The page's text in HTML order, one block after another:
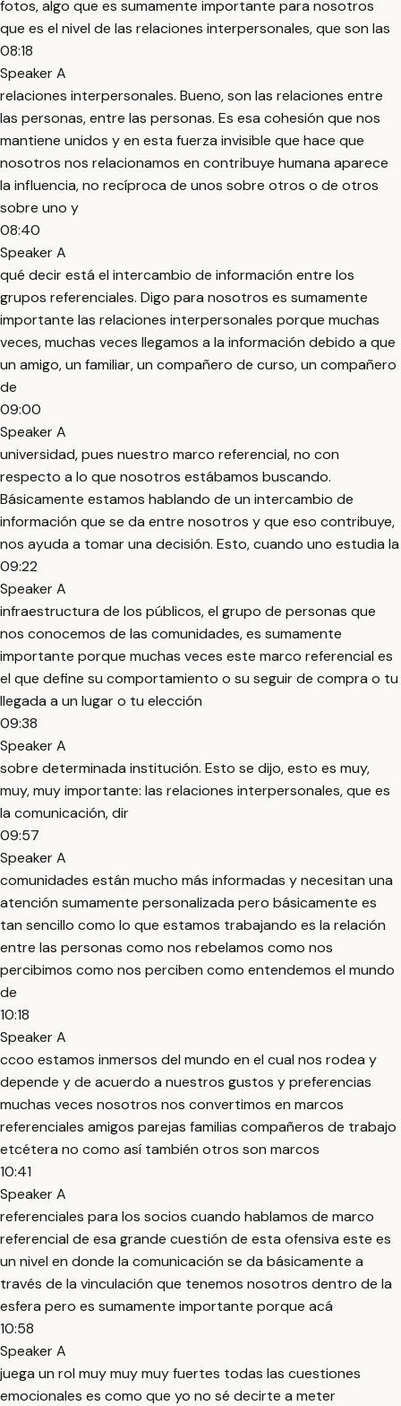
fotos, algo que es sumamente importante para nosotros
que es el nivel de las relaciones interpersonales, que son las
08:18
Speaker A
relaciones interpersonales. Bueno, son las relaciones entre
las personas, entre las personas. Es esa cohesión que nos
mantiene unidos y en esta fuerza invisible que hace que
nosotros nos relacionamos en contribuye humana aparece
la influencia, no recíproca de unos sobre otros o de otros
sobre uno y
08:40
Speaker A
qué decir está el intercambio de información entre los
grupos referenciales. Digo para nosotros es sumamente
importante las relaciones interpersonales porque muchas
veces, muchas veces llegamos a la información debido a que
un amigo, un familiar, un compañero de curso, un compañero
de
09:00
Speaker A
universidad, pues nuestro marco referencial, no con
respecto a lo que nosotros estábamos buscando.
Básicamente estamos hablando de un intercambio de
información que se da entre nosotros y que eso contribuye,
nos ayuda a tomar una decisión. Esto, cuando uno estudia la
09:22
Speaker A
infraestructura de los públicos, el grupo de personas que
nos conocemos de las comunidades, es sumamente
importante porque muchas veces este marco referencial es
el que define su comportamiento o su seguir de compra o tu
llegada a un lugar o tu elección
09:38
Speaker A
sobre determinada institución. Esto se dijo, esto es muy,
muy, muy importante: las relaciones interpersonales, que es
la comunicación, dir
09:57
Speaker A
comunidades están mucho más informadas y necesitan una
atención sumamente personalizada pero básicamente es
tan sencillo como lo que estamos trabajando es la relación
entre las personas como nos rebelamos como nos
percibimos como nos perciben como entendemos el mundo
de
10:18
Speaker A
ccoo estamos inmersos del mundo en el cual nos rodea y
depende y de acuerdo a nuestros gustos y preferencias
muchas veces nosotros nos convertimos en marcos
referenciales amigos parejas familias compañeros de trabajo
etcétera no como así también otros son marcos
10:41
Speaker A
referenciales para los socios cuando hablamos de marco
referencial de esa grande cuestión de esta ofensiva este es
un nivel en donde la comunicación se da básicamente a
través de la vinculación que tenemos nosotros dentro de la
esfera pero es sumamente importante porque acá
10:58
Speaker A
juega un rol muy muy muy fuertes todas las cuestiones
emocionales es como que yo no sé decirte a meter